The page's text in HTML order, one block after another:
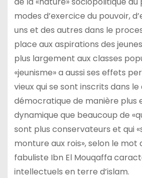
modes d’exercice du pouvoir,
uns et des autres dans le
place aux aspirations des
plus largement aux classes
«jeunisme» a aussi ses effets
vieux qui se sont inscrits dans
démocratique de manière plus
dynamique que beaucoup de
sont plus conservateurs et qui
monture aux rois», selon le
fabuliste Ibn El Mouqaffa
intellectuels en terre d’islam.